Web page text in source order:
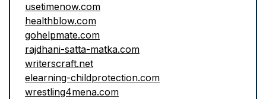
usetimenow.com
healthblow.com
gohelpmate.com
rajdhani-satta-matka.com
writerscraft.net
elearning-childprotection.com
wrestling4mena.com